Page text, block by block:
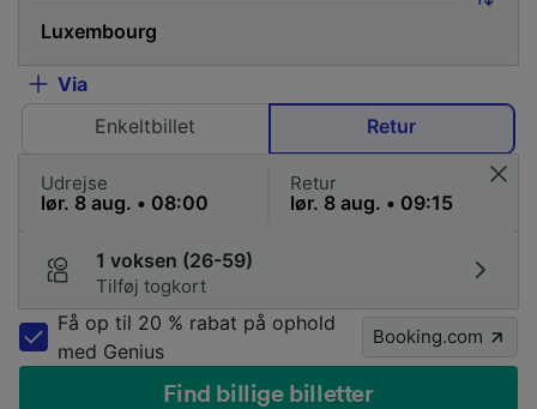
Via
Enkeltbillet
Retur
Udrejse Retur
1 voksen (26-59)
Tilføj togkort
Få op til 20 % rabat på ophold
med Genius
Booking.com
Find billige billetter